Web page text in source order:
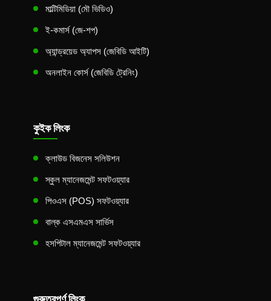
মাল্টিমিডিয়া (মৌ ভিডিও)
ই-কমার্স (জে-শপ)
অ্যান্ড্রয়েড অ্যাপস (জেবিডি আইটি)
অনলাইন কোর্স (জেবিডি ট্রেনিং)
কুইক লিংক
ক্লাউড বিজনেস সলিউশন
স্কুল ম্যানেজমেন্ট সফটওয়্যার
পিওএস (POS) সফটওয়্যার
বাল্ক এসএমএস সার্ভিস
হসপিটাল ম্যানেজমেন্ট সফটওয়্যার